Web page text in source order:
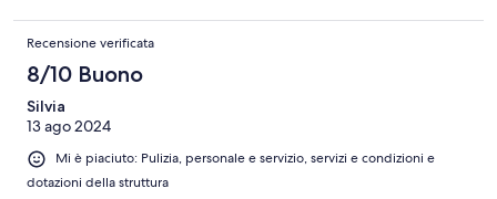
Recensione verificata
8/10 Buono
Silvia
13 ago 2024
Mi è piaciuto: Pulizia, personale e servizio, servizi e condizioni e
dotazioni della struttura